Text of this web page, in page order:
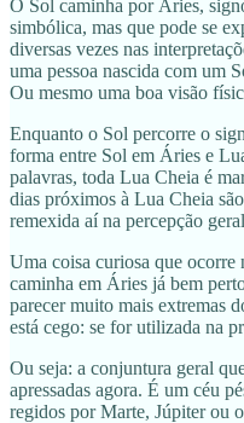
O Sol caminha por Áries,
simbólica, mas que pode se
diversas vezes nas
uma pessoa nascida com um
Ou mesmo uma boa visão
Enquanto o Sol percorre o
forma entre Sol em Áries e
palavras, toda Lua Cheia é
dias próximos à Lua Cheia
remexida aí na percepção
Uma coisa curiosa que ocorre
caminha em Áries já bem
parecer muito mais extremas
está cego: se for utilizada na
Ou seja: a conjuntura geral
apressadas agora. É um céu
regidos por Marte, Júpiter ou